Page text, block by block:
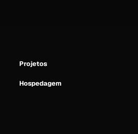
Projetos
Hospedagem